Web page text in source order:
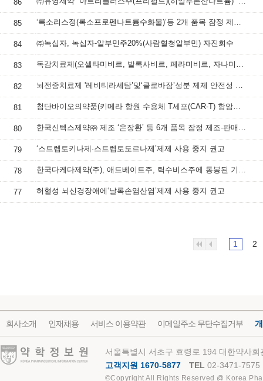
86
85 ‘록소리스정(록소프로펜나트륨수화물)’등 2개 품목 잠정 제조·판매·사용 중지
84 ㈜녹십자, 녹십자-알부민주20%(사람혈청알부민) 자진회수
83 독감치료제(오셀타미비르, 발록사비르, 페라미비르, 자나미비르 성분 제제) 처방‧투여 시 주의사항
82 뇌전증치료제 '레비티라세탐’및‘클로바잠’성분 제제 안전성 정보
81 첨단바이오의약품(키메라 항원 수용체 T세포(CAR-T) 항암제) 안전성 정보
80 한국신텍스제약㈜ 제조 ‘온장환’ 등 6개 품목 잠정 제조·판매 중지 및 회수 조치
79 ‘스트렙토키나제·스트렙토도르나제’제제 사용 중지 권고
78 한국다케다제약(주), 애드베이트주, 릭수비스주에 동봉된 기구 교체 안내
77 허혈성 뇌신경장애에‘날록손염산염’제제 사용 중지 권고
1 2
회사소개 인재채용 서비스 이용약관 이메일주소 무단수집거부
약학정보원
서울특별시 서초구 효령로 194 대한약사
고객지원 1670-5877
TEL 02-3471-7575
©Copyright All Rights Reserved @ Korea